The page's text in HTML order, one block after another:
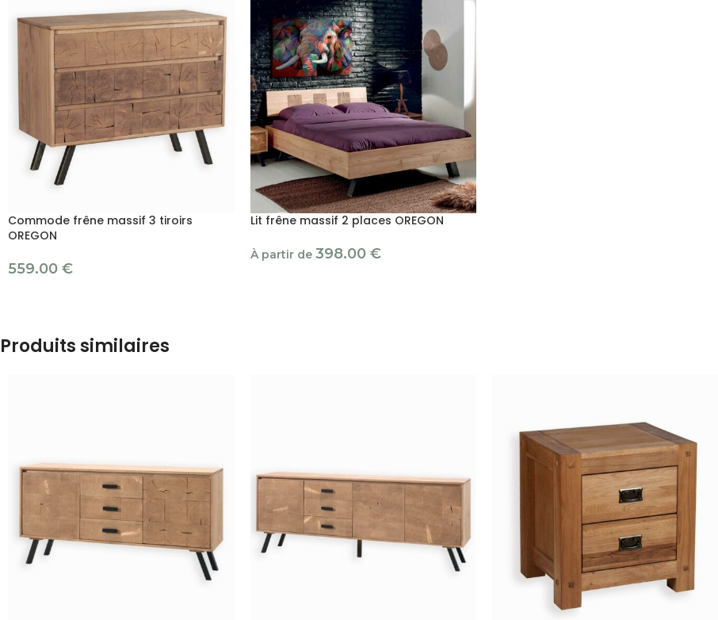
Commode frêne massif 3 tiroirs
OREGON
559.00 €
Lit frêne massif 2 places OREGON
À partir de 398.00 €
Produits similaires